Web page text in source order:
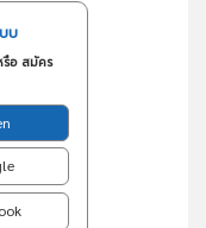
บ
รือ สมัคร